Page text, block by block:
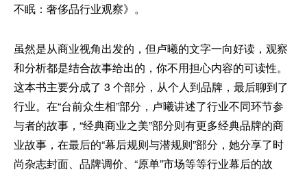
不眠：奢侈品行业观察》。
虽然是从商业视角出发的，但卢曦的文字一向好读，观察
和分析都是结合故事给出的，你不用担心内容的可读性。
这本书主要分成了 3 个部分，从个人到品牌，最后聊到了
行业。在“台前众生相”部分，卢曦讲述了行业不同环节参
与者的故事，“经典商业之美”部分则有更多经典品牌的商
业故事，在最后的“幕后规则与潜规则”部分，她分享了时
尚杂志封面、品牌调价、“原单”市场等等行业幕后的故